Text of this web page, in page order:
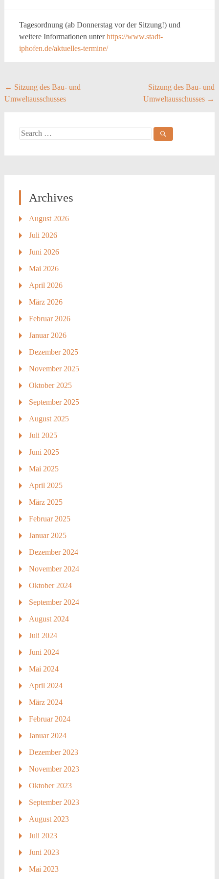
Tagesordnung (ab Donnerstag vor der Sitzung!) und
weitere Informationen unterhttps://www.stadt-
iphofen.de/aktuelles-termine/
Post
navigation
← Sitzung des Bau- und
Umweltausschusses
Sitzung des Bau- und
Umweltausschusses →
Search
Archives
August 2026
Juli 2026
Juni 2026
Mai 2026
April 2026
März 2026
Februar 2026
Januar 2026
Dezember 2025
November 2025
Oktober 2025
September 2025
August 2025
Juli 2025
Juni 2025
Mai 2025
April 2025
März 2025
Februar 2025
Januar 2025
Dezember 2024
November 2024
Oktober 2024
September 2024
August 2024
Juli 2024
Juni 2024
Mai 2024
April 2024
März 2024
Februar 2024
Januar 2024
Dezember 2023
November 2023
Oktober 2023
September 2023
August 2023
Juli 2023
Juni 2023
Mai 2023